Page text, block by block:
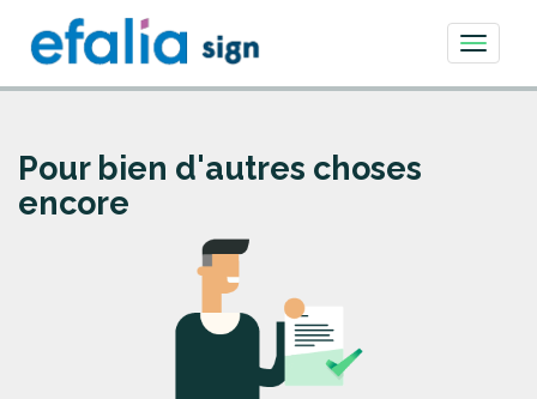
Toggle
Pour bien d'autres choses
encore